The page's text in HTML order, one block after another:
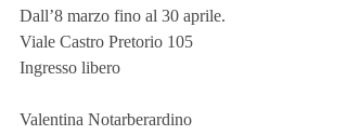
Dall’8 marzo fino al 30 aprile.
Viale Castro Pretorio 105
Ingresso libero
Valentina Notarberardino